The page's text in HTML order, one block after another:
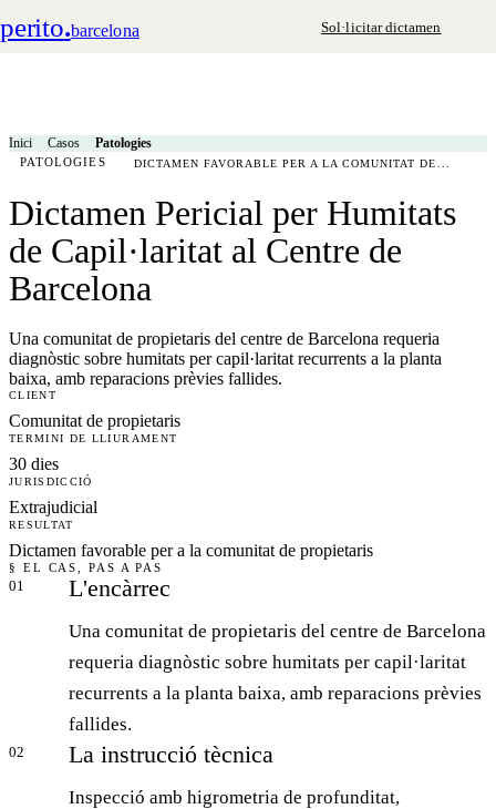
perito.barcelona Sol·licitar dictamen
Inici Casos Patologies
PATOLOGIES DICTAMEN FAVORABLE PER A LA COMUNITAT DE...
Dictamen Pericial per Humitats
de Capil·laritat al Centre de
Barcelona
Una comunitat de propietaris del centre de Barcelona requeria
diagnòstic sobre humitats per capil·laritat recurrents a la planta
baixa, amb reparacions prèvies fallides.
CLIENT
Comunitat de propietaris
TERMINI DE LLIURAMENT
30 dies
JURISDICCIÓ
Extrajudicial
RESULTAT
Dictamen favorable per a la comunitat de propietaris
§ EL CAS, PAS A PAS
01 L'encàrrec
Una comunitat de propietaris del centre de Barcelona
requeria diagnòstic sobre humitats per capil·laritat
recurrents a la planta baixa, amb reparacions prèvies
fallides.
02 La instrucció tècnica
Inspecció amb higrometria de profunditat,